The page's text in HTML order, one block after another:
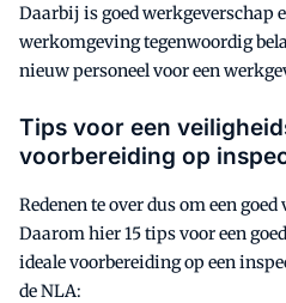
Daarbij is goed werkgeverschap
werkomgeving tegenwoordig
nieuw personeel voor een
Tips voor een
voorbereiding op
Redenen te over dus om een
Daarom hier 15 tips voor een
ideale voorbereiding op een
de NLA: